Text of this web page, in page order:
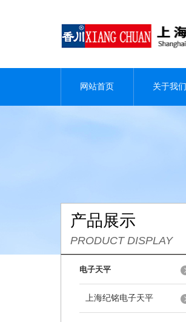
网站首页 关于我们
产品展示
PRODUCT DISPLAY
电子天平
上海纪铭电子天平